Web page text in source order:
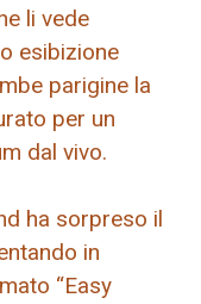
li vede
esibizione
parigine la
per un
dal vivo.
ha sorpreso il
in
“Easy